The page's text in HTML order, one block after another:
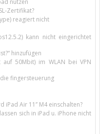
nutzen
Zertifikat?
reagiert nicht
kann nicht eingerichtet
hinzufügen
auf 50Mbit) im WLAN bei VPN
fingersteuerung
Air 11’’ M4 einschalten?
sich in iPad u. iPhone nicht